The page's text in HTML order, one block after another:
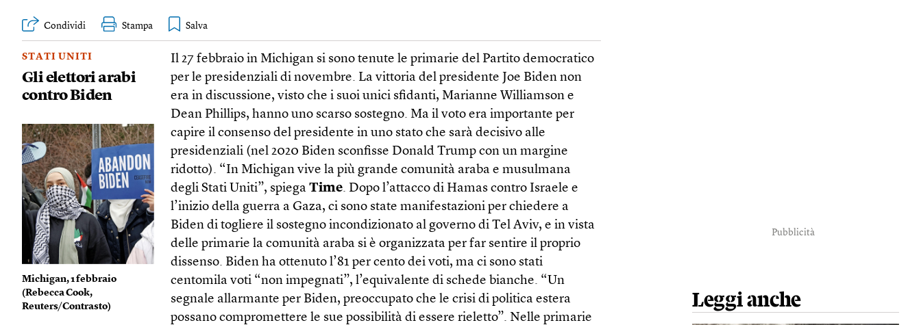
Condividi Stampa
STATI UNITI
Gli elettori arabi
contro Biden
Michigan, 1 febbraio
(Rebecca Cook,
Reuters/Contrasto)
Il 27 febbraio in Michigan si sono tenute le primarie del Partito democratico
per le presidenziali di novembre. La vittoria del presidente Joe Biden non
era in discussione, visto che i suoi unici sfidanti, Marianne Williamson e
Dean Phillips, hanno uno scarso sostegno. Ma il voto era importante per
capire il consenso del presidente in uno stato che sarà decisivo alle
presidenziali (nel 2020 Biden sconfisse Donald Trump con un margine
ridotto). “In Michigan vive la più grande comunità araba e musulmana
degli Stati Uniti”, spiegaTime. Dopo l’attacco di Hamas contro Israele e
l’inizio della guerra a Gaza, ci sono state manifestazioni per chiedere a
Biden di togliere il sostegno incondizionato al governo di Tel Aviv, e in vista
delle primarie la comunità araba si è organizzata per far sentire il proprio
dissenso. Biden ha ottenuto l’81 per cento dei voti, ma ci sono stati
centomila voti “non impegnati”, l’equivalente di schede bianche. “Un
segnale allarmante per Biden, preoccupato che le crisi di politica estera
possano compromettere le sue possibilità di essere rieletto”. Nelle primarie
Pubblicità
Leggi anche